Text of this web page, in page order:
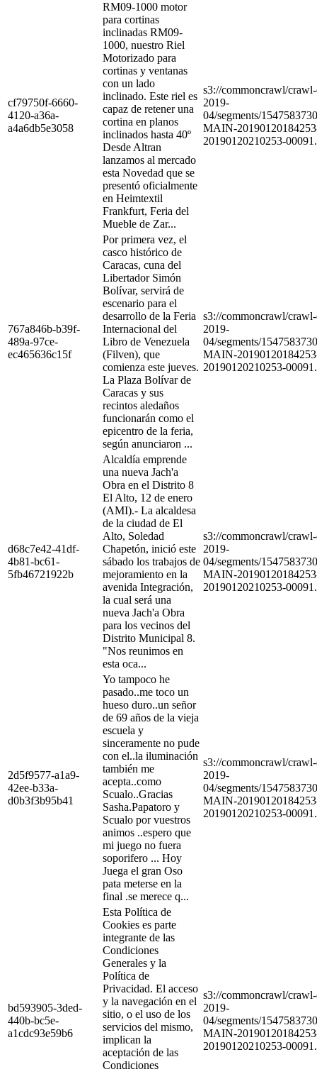
cf79750f-6660-
4120-a36a-
a4a6db5e3058
RM09-1000 motor
para cortinas
inclinadas RM09-
1000, nuestro Riel
Motorizado para
cortinas y ventanas
con un lado
inclinado. Este riel es
capaz de retener una
cortina en planos
inclinados hasta 40º
Desde Altran
lanzamos al mercado
esta Novedad que se
presentó oficialmente
en Heimtextil
Frankfurt, Feria del
Mueble de Zar...
s3://commoncrawl/
2019-
04/segments/
MAIN-
20190120210253-
767a846b-b39f-
489a-97ce-
ec465636c15f
Por primera vez, el
casco histórico de
Caracas, cuna del
Libertador Simón
Bolívar, servirá de
escenario para el
desarrollo de la Feria
Internacional del
Libro de Venezuela
(Filven), que
comienza este jueves.
La Plaza Bolívar de
Caracas y sus
recintos aledaños
funcionarán como el
epicentro de la feria,
según anunciaron ...
s3://commoncrawl/
2019-
04/segments/
MAIN-
20190120210253-
d68c7e42-41df-
4b81-bc61-
5fb46721922b
Alcaldía emprende
una nueva Jach'a
Obra en el Distrito 8
El Alto, 12 de enero
(AMI).- La alcaldesa
de la ciudad de El
Alto, Soledad
Chapetón, inició este
sábado los trabajos de
mejoramiento en la
avenida Integración,
la cual será una
nueva Jach'a Obra
para los vecinos del
Distrito Municipal 8.
"Nos reunimos en
esta oca...
s3://commoncrawl/
2019-
04/segments/
MAIN-
20190120210253-
2d5f9577-a1a9-
42ee-b33a-
d0b3f3b95b41
Yo tampoco he
pasado..me toco un
hueso duro..un señor
de 69 años de la vieja
escuela y
sinceramente no pude
con el..la iluminación
también me
acepta..como
Scualo..Gracias
Sasha.Papatoro y
Scualo por vuestros
animos ..espero que
mi juego no fuera
soporifero ... Hoy
Juega el gran Oso
pata meterse en la
final .se merece q...
s3://commoncrawl/
2019-
04/segments/
MAIN-
20190120210253-
bd593905-3ded-
440b-bc5e-
a1cdc93e59b6
Esta Política de
Cookies es parte
integrante de las
Condiciones
Generales y la
Política de
Privacidad. El acceso
y la navegación en el
sitio, o el uso de los
servicios del mismo,
implican la
aceptación de las
Condiciones
s3://commoncrawl/
2019-
04/segments/
MAIN-
20190120210253-